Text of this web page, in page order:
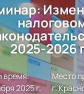
2025-2026
время:
2025 г.
Место
г.